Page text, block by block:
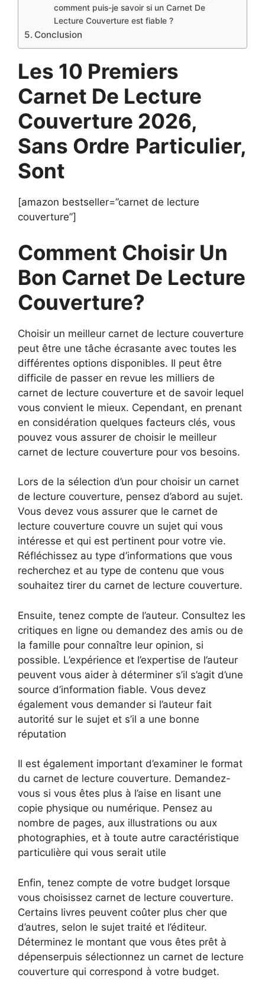
comment puis-je savoir si un Carnet De
Lecture Couverture est fiable ?
Conclusion
Les 10 Premiers
Carnet De Lecture
Couverture 2026,
Sans Ordre Particulier,
Sont
[amazon bestseller=”carnet de lecture
couverture”]
Comment Choisir Un
Bon Carnet De Lecture
Couverture?
Choisir un meilleur carnet de lecture couverture
peut être une tâche écrasante avec toutes les
différentes options disponibles. Il peut être
difficile de passer en revue les milliers de
carnet de lecture couverture et de savoir lequel
vous convient le mieux. Cependant, en prenant
en considération quelques facteurs clés, vous
pouvez vous assurer de choisir le meilleur
carnet de lecture couverture pour vos besoins.
Lors de la sélection d’un pour choisir un carnet
de lecture couverture, pensez d’abord au sujet.
Vous devez vous assurer que le carnet de
lecture couverture couvre un sujet qui vous
intéresse et qui est pertinent pour votre vie.
Réfléchissez au type d’informations que vous
recherchez et au type de contenu que vous
souhaitez tirer du carnet de lecture couverture.
Ensuite, tenez compte de l’auteur. Consultez les
critiques en ligne ou demandez des amis ou de
la famille pour connaître leur opinion, si
possible. L’expérience et l’expertise de l’auteur
peuvent vous aider à déterminer s’il s’agit d’une
source d’information fiable. Vous devez
également vous demander si l’auteur fait
autorité sur le sujet et s’il a une bonne
réputation
Il est également important d’examiner le format
du carnet de lecture couverture. Demandez-
vous si vous êtes plus à l’aise en lisant une
copie physique ou numérique. Pensez au
nombre de pages, aux illustrations ou aux
photographies, et à toute autre caractéristique
particulière qui vous serait utile
Enfin, tenez compte de votre budget lorsque
vous choisissez carnet de lecture couverture.
Certains livres peuvent coûter plus cher que
d’autres, selon le sujet traité et l’éditeur.
Déterminez le montant que vous êtes prêt à
dépenserpuis sélectionnez un carnet de lecture
couverture qui correspond à votre budget.